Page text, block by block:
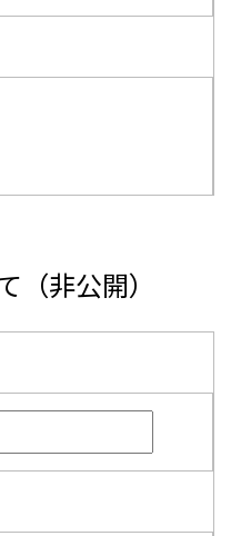
（非公開）